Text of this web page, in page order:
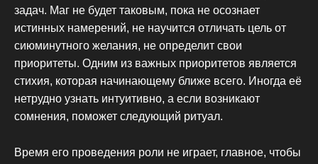
задач. Маг не будет таковым, пока не осознает
истинных намерений, не научится отличать цель от
сиюминутного желания, не определит свои
приоритеты. Одним из важных приоритетов является
стихия, которая начинающему ближе всего. Иногда её
нетрудно узнать интуитивно, а если возникают
сомнения, поможет следующий ритуал.
Время его проведения роли не играет, главное, чтобы